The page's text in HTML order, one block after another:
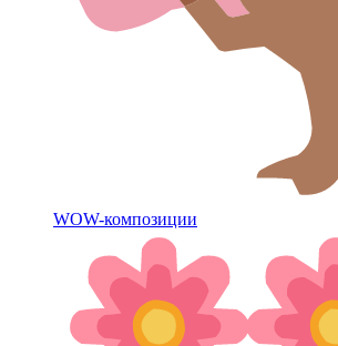
WOW-композиции